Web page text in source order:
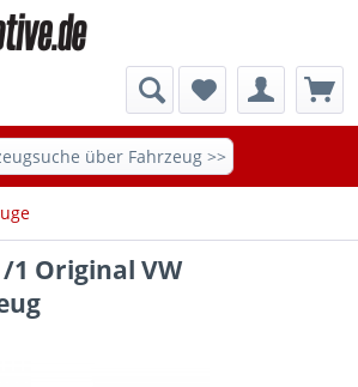
über Fahrzeug >>
1 Original VW